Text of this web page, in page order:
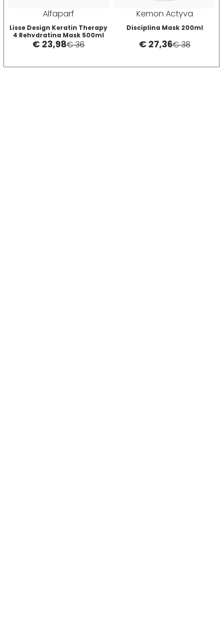
Tigi
Tondeo
Toppik
Alfaparf
Lisse Design Keratin Therapy
4 Rehydrating Mask 500ml
€ 23,98€ 36
Kemon Actyva
Disciplina Mask 200ml
€ 27,36€ 38